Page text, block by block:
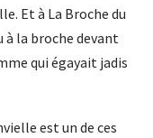
Et à La Broche du
la broche devant
qui égayait jadis
est un de ces